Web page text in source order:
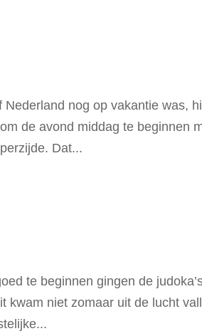
nog op vakantie was,
de avond middag te beginnen
Dat...
te beginnen gingen de
kwam niet zomaar uit de lucht